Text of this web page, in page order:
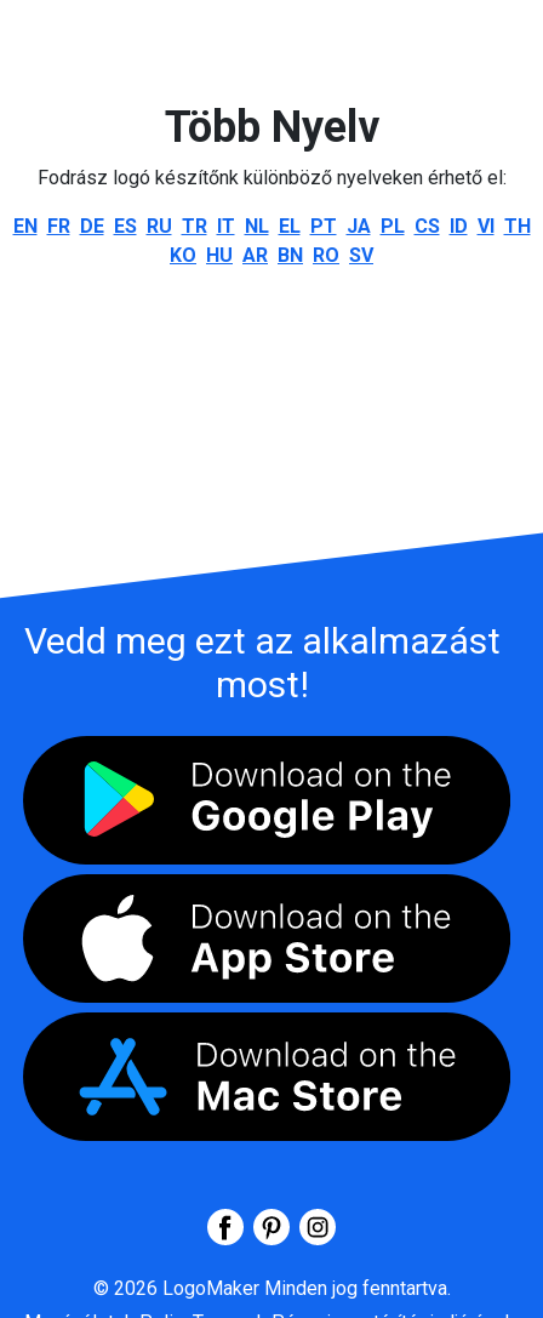
Több Nyelv
Fodrász logó készítőnk különböző nyelveken érhető el:
EN FR DE ES RU TR IT NL EL PT JA PL CS ID VI TH
KO HU AR BN RO SV
Vedd meg ezt az alkalmazást
most!
© 2026 LogoMaker Minden jog fenntartva.